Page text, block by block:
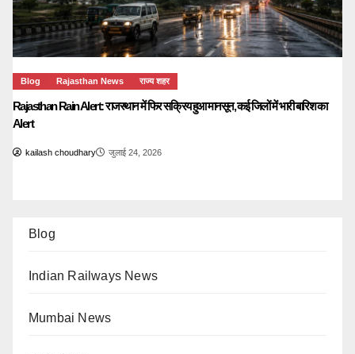
Blog Rajasthan News राज्य शहर
Rajasthan Rain Alert: राजस्थान में फिर सक्रिय हुआ मानसून, कई जिलों में भारी बारिश का
Alert
kailash choudhary जुलाई 24, 2026
Blog
Indian Railways News
Mumbai News